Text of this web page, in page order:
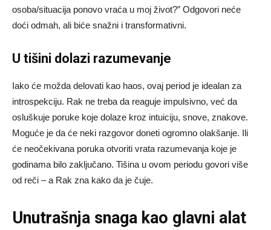
osoba/situacija ponovo vraća u moj život?” Odgovori neće
doći odmah, ali biće snažni i transformativni.
U tišini dolazi razumevanje
Iako će možda delovati kao haos, ovaj period je idealan za
introspekciju. Rak ne treba da reaguje impulsivno, već da
osluškuje poruke koje dolaze kroz intuiciju, snove, znakove.
Moguće je da će neki razgovor doneti ogromno olakšanje. Ili
će neočekivana poruka otvoriti vrata razumevanja koje je
godinama bilo zaključano. Tišina u ovom periodu govori više
od reči – a Rak zna kako da je čuje.
Unutrašnja snaga kao glavni alat